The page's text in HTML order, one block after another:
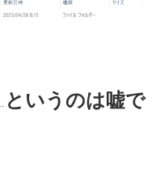
というのは嘘で